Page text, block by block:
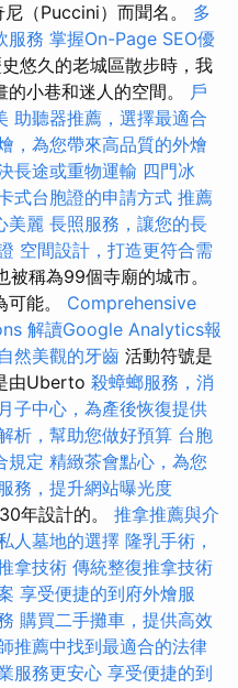
（Puccini）而聞名。 多
服務 掌握On-Page SEO優
悠久的老城區散步時，我
小巷和迷人的空間。 戶
助聽器推薦，選擇最適合
，為您帶來高品質的外燴
長途或重物運輸 四門冰
式台胞證的申請方式 推薦
美麗 長照服務，讓您的長
空間設計，打造更符合需
被稱為99個寺廟的城市。
能。 Comprehensive
解讀Google Analytics報
然美觀的牙齒 活動符號是
由Uberto 殺蟑螂服務，消
子中心，為產後恢復提供
析，幫助您做好預算 台胞
規定 精緻茶會點心，為您
務，提升網站曝光度
年設計的。 推拿推薦與介
人墓地的選擇 隆乳手術，
拿技術 傳統整復推拿技術
享受便捷的到府外燴服
購買二手攤車，提供高效
推薦中找到最適合的法律
服務更安心 享受便捷的到